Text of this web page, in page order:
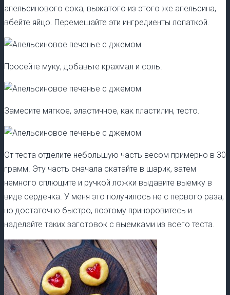
апельсинового сока, выжатого из этого же апельсина,
вбейте яйцо. Перемешайте эти ингредиенты лопаткой.
Просейте муку, добавьте крахмал и соль.
Замесите мягкое, эластичное, как пластилин, тесто.
От теста отделите небольшую часть весом примерно в 30
грамм. Эту часть сначала скатайте в шарик, затем
немного сплющите и ручкой ложки выдавите выемку в
виде сердечка. У меня это получилось не с первого раза,
но достаточно быстро, поэтому приноровитесь и
наделайте таких заготовок с выемками из всего теста.